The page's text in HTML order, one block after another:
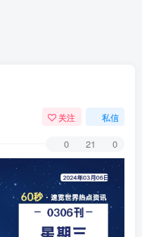
关注 私信
0 21 0